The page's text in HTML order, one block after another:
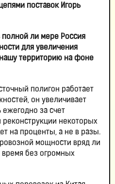
поставок Игорь
полной ли мере Россия
для увеличения
территорию на фоне
полигон работает
он увеличивает
ежегодно за счет
некоторых
на проценты, а не в разы.
мощности вряд ли
без огромных